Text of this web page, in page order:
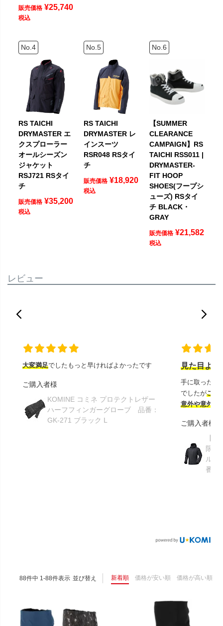
販売価格 ¥25,740
税込
RS TAICHI
DRYMASTER エ
クスプローラー
オールシーズン
ジャケット
RSJ721 RSタイ
チ
販売価格 ¥35,200
税込
RS TAICHI
DRYMASTER レ
インスーツ
RSR048 RSタイ
チ
販売価格 ¥18,920
税込
【SUMMER
CLEARANCE
CAMPAIGN】RS
TAICHI RSS011 |
DRYMASTER-
FIT HOOP
SHOES(フープシ
ューズ) RSタイ
チ BLACK・
GRAY
販売価格 ¥21,582
税込
レビュー
大変満足でしたもっと早ければよかったです
ご購入者様
KOMINE コミネ プロテクトレザー
ハーフフィンガーグローブ 品番：
GK-271 ブラック L
見た目より
手に取ったと
でしたがこの
意外や意外ス
ご購入者様
限り
ルメ
番：
並び替え 新着順 価格が安い順 価格が高い順
88件中 1-88件表示